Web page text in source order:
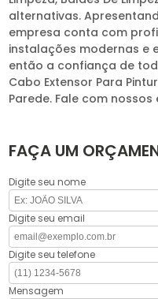
alternativas.
empresa conta com
instalações modernas e
então a confiança de
Cabo Extensor Para
Parede. Fale com
FAÇA UM
Digite seu nome
Digite seu email
Digite seu telefone
Mensagem